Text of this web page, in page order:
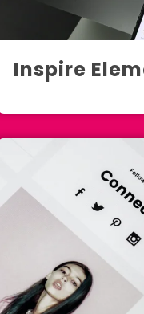
Inspire